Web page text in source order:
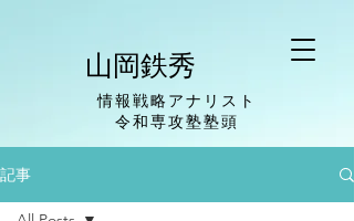
山岡鉄秀
情報戦略アナリスト
​令和専攻塾塾頭
記事